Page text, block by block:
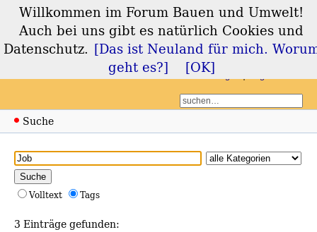
Forum Bauen und
Umwelt
Suche
Volltext Tags
3 Einträge gefunden:
Willkommen im Forum Bauen und Umwelt!
Auch bei uns gibt es natürlich Cookies und
Datenschutz. [Das ist Neuland für mich.
geht es?]
[OK]